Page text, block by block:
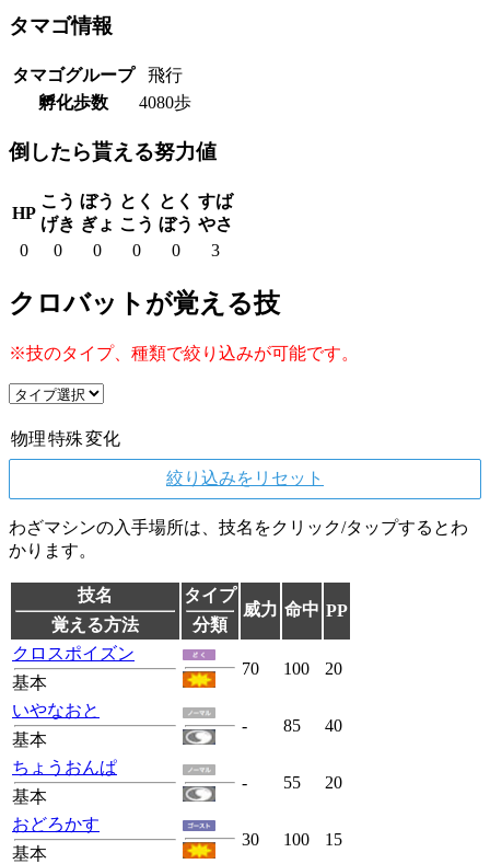
タマゴ情報
タマゴグループ
飛行
孵化歩数
4080歩
倒したら貰える努力値
HP
こう
げき
ぼう
ぎょ
とく
こう
とく
ぼう
すば
やさ
0
0 0 0 0 3
クロバットが覚える技
※技のタイプ、種類で絞り込みが可能です。
物理特殊変化
絞り込みをリセット
わざマシンの入手場所は、技名をクリック/タップするとわ
かります。
技名
覚える方法
タイプ
分類
威力 命中 PP
クロスポイズン
基本
70 100 20
いやなおと
基本
- 85 40
ちょうおんぱ
基本
- 55 20
おどろかす
基本
30 100 15